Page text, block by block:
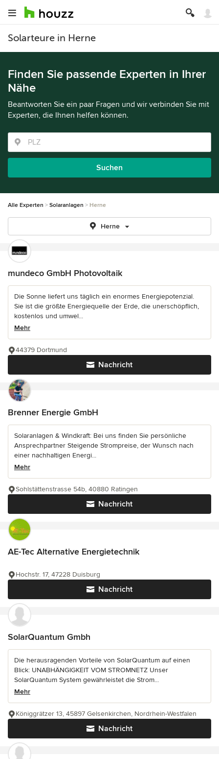
Solarteure in Herne
Finden Sie passende Experten in Ihrer
Nähe
Beantworten Sie ein paar Fragen und wir verbinden Sie mit
Experten, die Ihnen helfen können.
Suchen
Alle Experten Solaranlagen Herne
Herne
mundeco GmbH Photovoltaik
Die Sonne liefert uns täglich ein enormes Energiepotenzial.
Sie ist die größte Energiequelle der Erde, die unerschöpflich,
kostenlos und umwel...
Mehr
Nachricht
44379 Dortmund
Brenner Energie GmbH
Solaranlagen & Windkraft: Bei uns finden Sie persönliche
Ansprechpartner Steigende Strompreise, der Wunsch nach
einer nachhaltigen Energi...
Mehr
Nachricht
Sohlstättenstrasse 54b, 40880 Ratingen
AE-Tec Alternative Energietechnik
Nachricht
Hochstr. 17, 47228 Duisburg
SolarQuantum Gmbh
Die herausragenden Vorteile von SolarQuantum auf einen
Blick: UNABHÄNGIGKEIT VOM STROMNETZ Unser
SolarQuantum System gewährleistet die Strom...
Mehr
Nachricht
Königgrätzer 13, 45897 Gelsenkirchen, Nordrhein-Westfalen